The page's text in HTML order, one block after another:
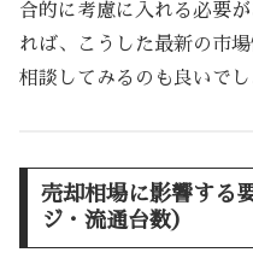
合的に考慮に入れる必要
れば、こうした最新の市
相談してみるのも良いでし
売却相場に影響する
ジ・流通台数）